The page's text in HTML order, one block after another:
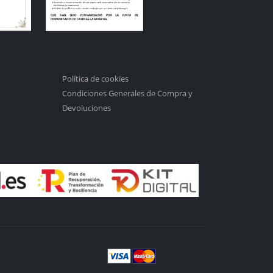
Política de cookies
Condiciones Generales de Compra y
Devoluciones